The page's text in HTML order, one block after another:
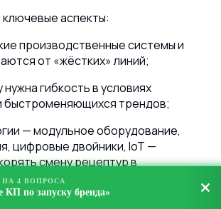
аспекты:
производственные системы и
от «жёстких» линий;
гибкость в условиях
быстроменяющихся трендов;
— модульное оборудование,
цифровые двойники, IoT —
смену рецептур в
НА 4 ВОПРОСА
КП по запуску бренда»